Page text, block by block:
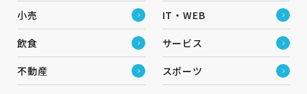
小売 IT・WEB
飲食 サービス
不動産 スポーツ